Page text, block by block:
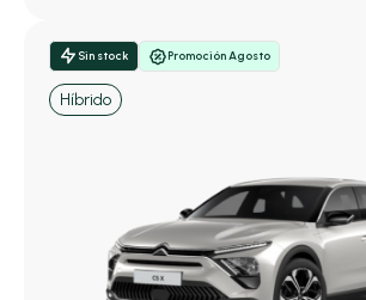
Sin stock Promoción Agosto
Híbrido